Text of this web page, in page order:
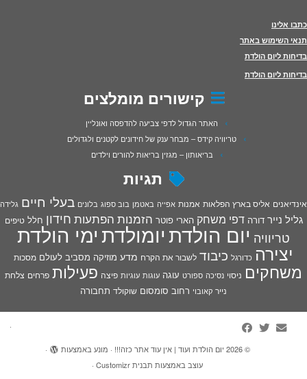
כתבו אלינו
תנאי השימוש באתר
בדיחות ליום הולדת
בדיחות ליום הולדת
קישורים מומלצים
האתר הגדול לדפי צביעה להדפסה ואונליין
טריוויה קידס – מבחר ענק של חידונים לקטנים ולגדולים
בריאותון – מגזין בריאות להורים וילדים
תגיות
אינדיאנים אליס בארץ הפלאות אמנות אפייה באטמן בוב ספוג בלונים בעלי חיים גלידה
גליל נייר דורה דפי משחק הארי פוטר הזמנות הפתעות חידון חלל טיפים
טריוויה יום הולדתיומולדתימי הולדת
יצירה כדורגל כיבוד לשבור את הקרח מדע מוזיקה מסביב לעולם מסכות
משחקים ניסוי נסיכה ספורט עוגה עוגות עוגיות פיצה פעילות פרחים צלחת
נייר קאובוי רחוב סומסום שוקולד תחבורה
·
© 2026 יום הולדת ועוד | אין עוד אתר כזה!!! · מונע באמצעות
·
עוצב באמצעות תבנית Customizr ·